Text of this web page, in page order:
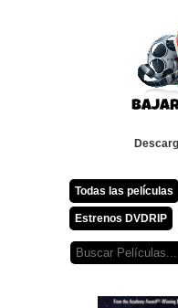
Todas las películas
Estrenos DVDRIP